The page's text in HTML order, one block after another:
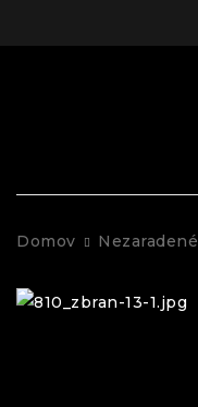
Domov Nezaradené